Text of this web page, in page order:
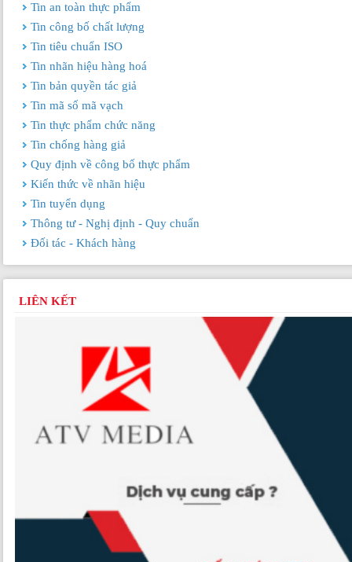
Tin an toàn thực phẩm
Tin công bố chất lượng
Tin tiêu chuẩn ISO
Tin nhãn hiệu hàng hoá
Tin bản quyền tác giả
Tin mã số mã vạch
Tin thực phẩm chức năng
Tin chống hàng giả
Quy định về công bố thực phẩm
Kiến thức về nhãn hiệu
Tin tuyển dụng
Thông tư - Nghị định - Quy chuẩn
Đối tác - Khách hàng
LIÊN KẾT